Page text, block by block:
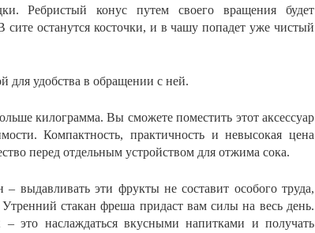
Ребристый конус путем своего вращения будет
сите останутся косточки, и в чашу попадет уже чистый
для удобства в обращении с ней.
килограмма. Вы сможете поместить этот аксессуар
Компактность, практичность и невысокая цена
перед отдельным устройством для отжима сока.
выдавливать эти фрукты не составит особого труда,
стакан фреша придаст вам силы на весь день.
это наслаждаться вкусными напитками и получать